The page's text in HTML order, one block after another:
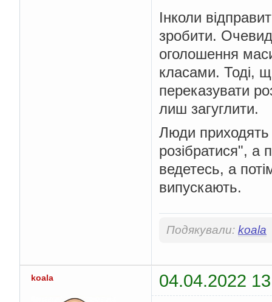
Інколи
зробити.
оголошення
класами. Тоді,
переказувати
лиш загуглити.
Люди
розібратися", а
ведетесь, а
випускають.
Подякували: koala
koala 04.04.2022